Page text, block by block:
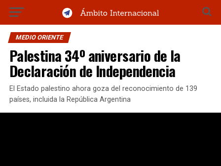
MEDIO ORIENTE
Palestina 34º aniversario de la
Declaración de Independencia
El Estado palestino ahora goza del reconocimiento de 139
países, incluida la República Argentina